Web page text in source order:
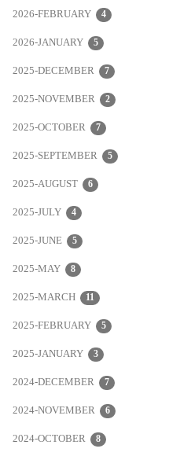
2026-FEBRUARY 4
2026-JANUARY 5
2025-DECEMBER 7
2025-NOVEMBER 2
2025-OCTOBER 7
2025-SEPTEMBER 5
2025-AUGUST 6
2025-JULY 4
2025-JUNE 5
2025-MAY 8
2025-MARCH 11
2025-FEBRUARY 5
2025-JANUARY 3
2024-DECEMBER 7
2024-NOVEMBER 6
2024-OCTOBER 8